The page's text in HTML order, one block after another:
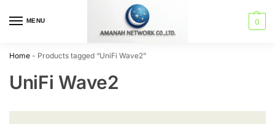
MENU 0
Home - Products tagged “UniFi Wave2”
UniFi Wave2